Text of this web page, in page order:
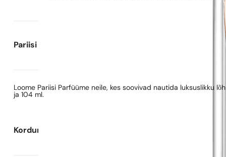
Pariisi Parfüümide kohta
Loome Pariisi Parfüüme neile, kes soovivad nautida luksuslikku
ja 104 ml.
Korduma kippuvad küsimused